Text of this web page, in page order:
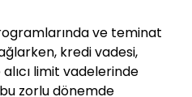
ve teminat
kredi vadesi,
limit vadelerinde
zorlu dönemde